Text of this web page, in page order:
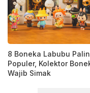
8 Boneka Labubu
Populer, Kolektor
Wajib Simak